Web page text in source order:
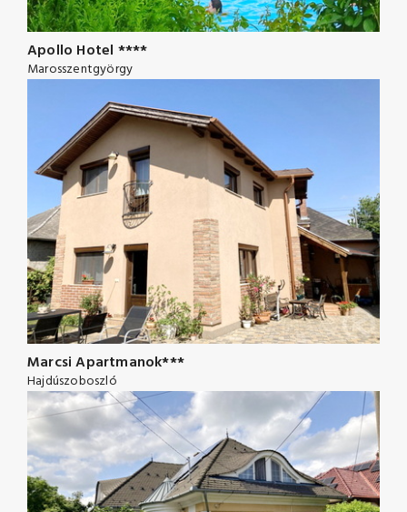
Apollo Hotel ****
Marosszentgyörgy
Marcsi Apartmanok***
Hajdúszoboszló